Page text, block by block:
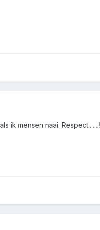
ik mensen naai. Respect.......!